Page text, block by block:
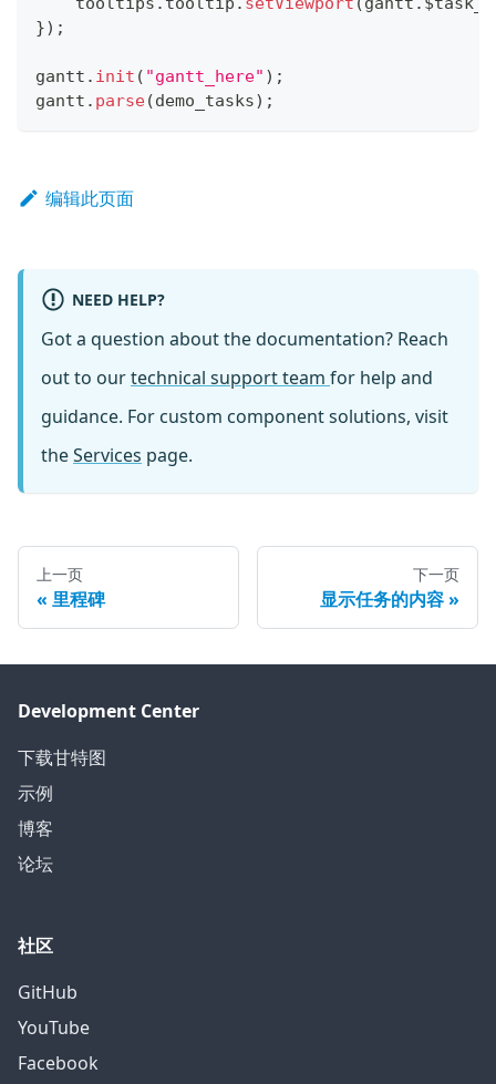
}) ;
gantt . init ( "gantt_here" ) ;
gantt . parse(demo_tasks) ;
编辑此页面
NEED HELP?
Got a question about the documentation? Reach
out to ourtechnical support team for help and
guidance. For custom component solutions, visit
theServices page.
上一页
里程碑
下一页
显示任务的内容
Development Center
下载甘特图
示例
博客
论坛
社区
GitHub
YouTube
Facebook